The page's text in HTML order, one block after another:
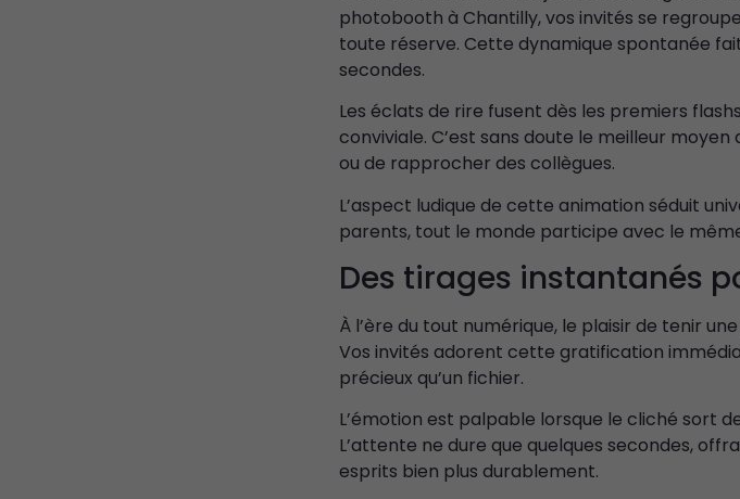
photobooth à Chantilly, vos invités se
toute réserve. Cette dynamique spontanée
secondes.
Les éclats de rire fusent dès les premiers
conviviale. C’est sans doute le meilleur
ou de rapprocher des collègues.
L’aspect ludique de cette animation séduit
parents, tout le monde participe avec le
Des tirages instantanés
À l’ère du tout numérique, le plaisir de tenir
Vos invités adorent cette gratification
précieux qu’un fichier.
L’émotion est palpable lorsque le cliché sort
L’attente ne dure que quelques secondes,
esprits bien plus durablement.